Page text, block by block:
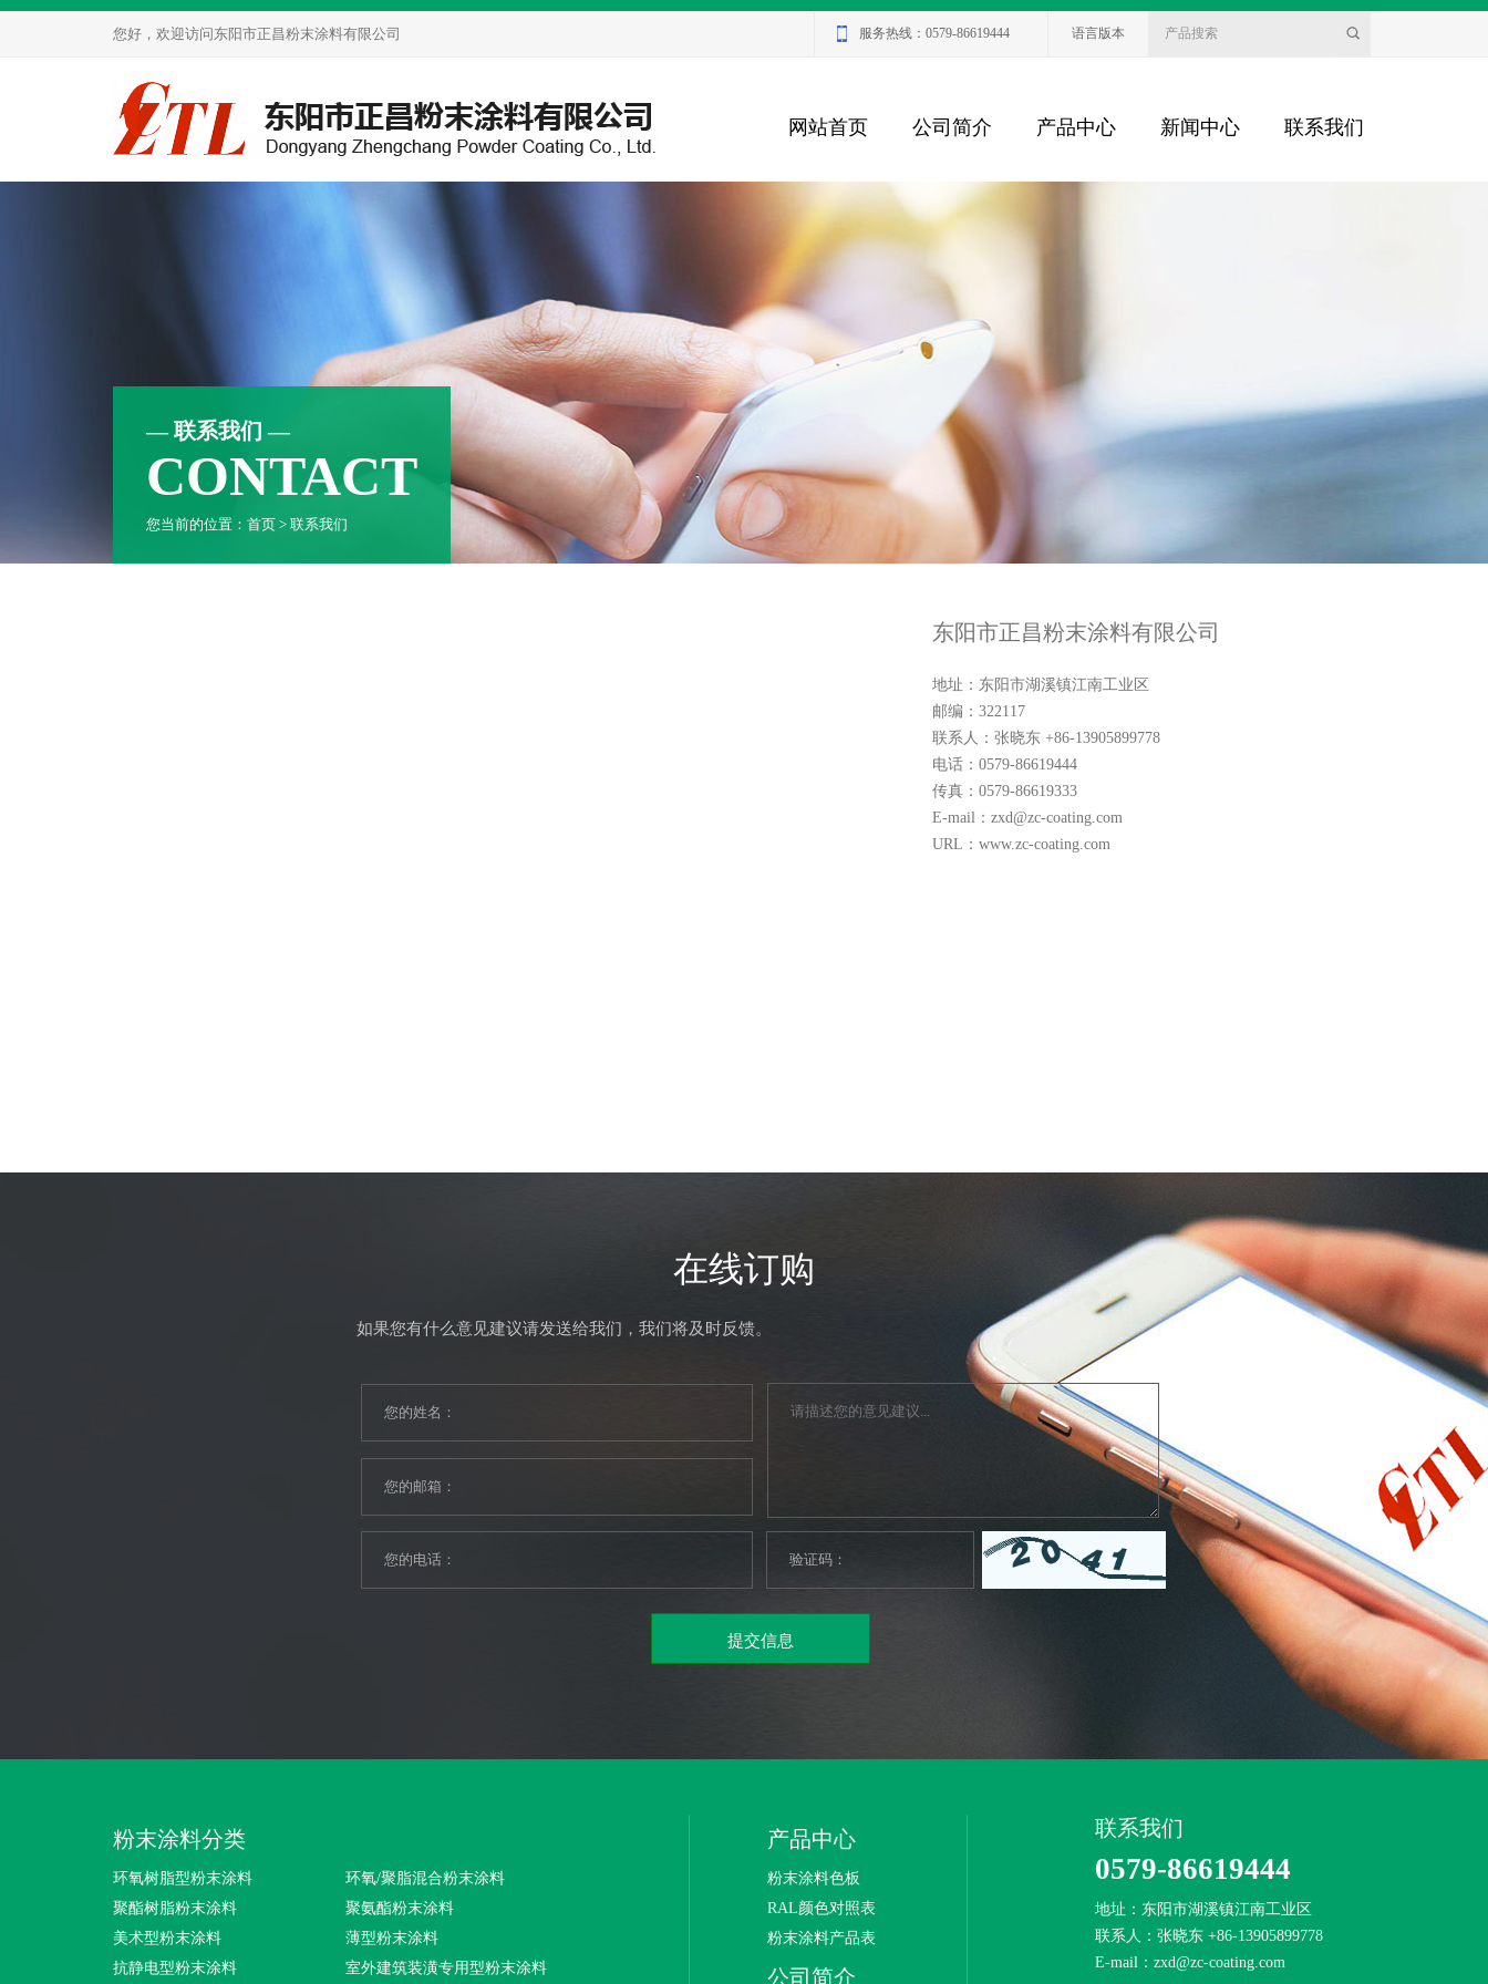
您好，欢迎访问东阳市正昌粉末涂料有限公司 语言版本
服务热线：0579-86619444
网站首页 公司简介 产品中心 新闻中心 联系我们
— 联系我们 —
CONTACT
您当前的位置： 首页 > 联系我们
东阳市正昌粉末涂料有限公司
​地址：东阳市湖溪镇江南工业区
邮编：322117
联系人：张晓东 +86-13905899778
电话：0579-86619444
传真：0579-86619333
E-mail： zxd@zc-coating.com
URL： www.zc-coating.com
在线订购
如果您有什么意见建议请发送给我们，我们将及时反馈。
粉末涂料分类
环氧树脂型粉末涂料
环氧/聚脂混合粉末涂料
聚酯树脂粉末涂料
聚氨酯粉末涂料
美术型粉末涂料
薄型粉末涂料
抗静电型粉末涂料
室外建筑装潢专用型粉末涂料
产品中心
粉末涂料色板
RAL颜色对照表
粉末涂料产品表
公司简介
联系我们
0579-86619444
​地址：东阳市湖溪镇江南工业区
联系人：张晓东 +86-13905899778
E-mail： zxd@zc-coating.com